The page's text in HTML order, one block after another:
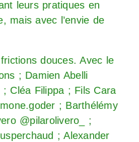
leurs pratiques en
mais avec l’envie de
douces. Avec le
; Damien Abelli
Cléa Filippa ; Fils Cara
; Barthélémy
@pilarolivero_ ;
; Alexander